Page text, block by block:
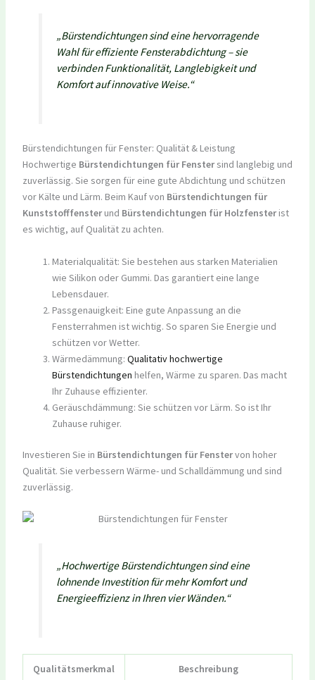
„Bürstendichtungen sind eine hervorragende
Wahl für effiziente Fensterabdichtung – sie
verbinden Funktionalität, Langlebigkeit und
Komfort auf innovative Weise.“
Bürstendichtungen für Fenster: Qualität & Leistung
Hochwertige Bürstendichtungen für Fenstersind langlebig und
zuverlässig. Sie sorgen für eine gute Abdichtung und schützen
vor Kälte und Lärm. Beim Kauf von Bürstendichtungen für
Kunststofffensterund Bürstendichtungen für Holzfensterist
es wichtig, auf Qualität zu achten.
Materialqualität: Sie bestehen aus starken Materialien
wie Silikon oder Gummi. Das garantiert eine lange
Lebensdauer.
Passgenauigkeit: Eine gute Anpassung an die
Fensterrahmen ist wichtig. So sparen Sie Energie und
schützen vor Wetter.
Wärmedämmung: Qualitativ hochwertige
Bürstendichtungen helfen, Wärme zu sparen. Das macht
Ihr Zuhause effizienter.
Geräuschdämmung: Sie schützen vor Lärm. So ist Ihr
Zuhause ruhiger.
Investieren Sie in Bürstendichtungen für Fenstervon hoher
Qualität. Sie verbessern Wärme- und Schalldämmung und sind
zuverlässig.
„Hochwertige Bürstendichtungen sind eine
lohnende Investition für mehr Komfort und
Energieeffizienz in Ihren vier Wänden.“
Qualitätsmerkmal Beschreibung